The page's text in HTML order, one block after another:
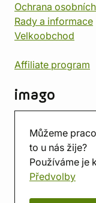
Můžeme
to u nás žije?
Používáme je
Předvolby
Ochrana
Rady a informace
Velkoobchod
Affiliate program
imago
Prodejna
Herna
O nás
Hodnocení